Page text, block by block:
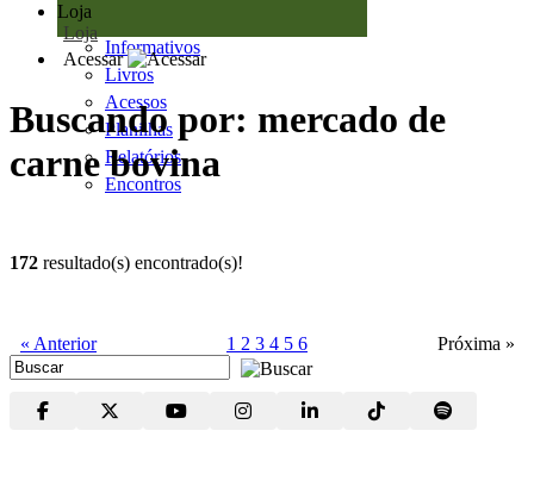
Loja
Loja
Informativos
Livros
Acessos
Planilhas
Relatórios
Encontros
Acessar
Buscando por: mercado de
carne bovina
172 resultado(s) encontrado(s)!
« Anterior 1 2 3 4 5 6 Próxima »